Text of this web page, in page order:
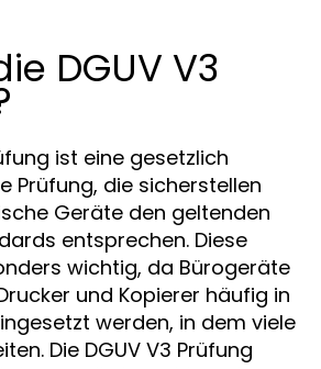
DGUV V3
ist eine gesetzlich
Prüfung, die sicherstellen
Geräte den geltenden
entsprechen. Diese
wichtig, da Bürogeräte
und Kopierer häufig in
werden, in dem viele
Die DGUV V3 Prüfung